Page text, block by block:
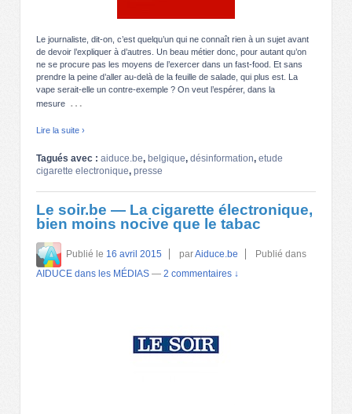
Le journaliste, dit-on, c’est quelqu’un qui ne connaît rien à un sujet avant
de devoir l’expliquer à d’autres. Un beau métier donc, pour autant qu’on
ne se procure pas les moyens de l’exercer dans un fast-food. Et sans
prendre la peine d’aller au-delà de la feuille de salade, qui plus est. La
vape serait-elle un contre-exemple ? On veut l’espérer, dans la
mesure …
Lire la suite ›
Tagués avec : aiduce.be, belgique, désinformation, etude
cigarette electronique, presse
Le soir.be — La cigarette électronique,
bien moins nocive que le tabac
Publié le 16 avril 2015 parAiduce.be
Publié dans
AIDUCE dans les MÉDIAS — 2 commentaires ↓